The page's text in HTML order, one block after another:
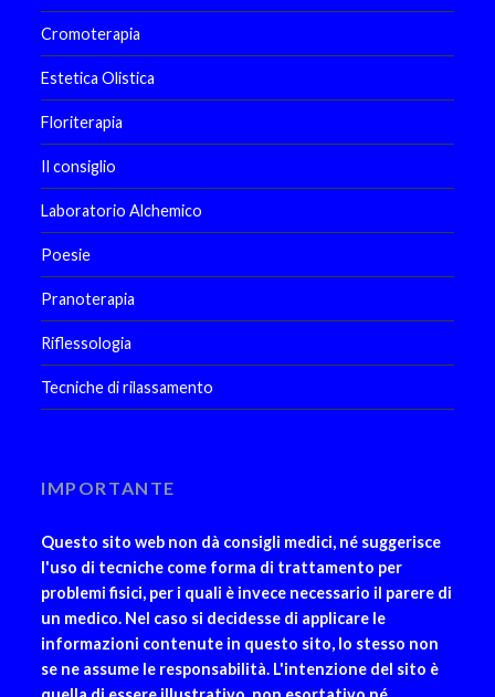
Cromoterapia
Estetica Olistica
Floriterapia
Il consiglio
Laboratorio Alchemico
Poesie
Pranoterapia
Riflessologia
Tecniche di rilassamento
IMPORTANTE
Questo sito web non dà consigli medici, né suggerisce
l'uso di tecniche come forma di trattamento per
problemi fisici, per i quali è invece necessario il parere di
un medico. Nel caso si decidesse di applicare le
informazioni contenute in questo sito, lo stesso non
se ne assume le responsabilità. L'intenzione del sito è